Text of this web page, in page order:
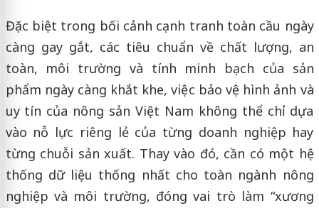
Đặc biệt trong bối cảnh cạnh tranh toàn cầu ngày
càng gay gắt, các tiêu chuẩn về chất lượng, an
toàn, môi trường và tính minh bạch của sản
phẩm ngày càng khắt khe, việc bảo vệ hình ảnh và
uy tín của nông sản Việt Nam không thể chỉ dựa
vào nỗ lực riêng lẻ của từng doanh nghiệp hay
từng chuỗi sản xuất. Thay vào đó, cần có một hệ
thống dữ liệu thống nhất cho toàn ngành nông
nghiệp và môi trường, đóng vai trò làm “xương